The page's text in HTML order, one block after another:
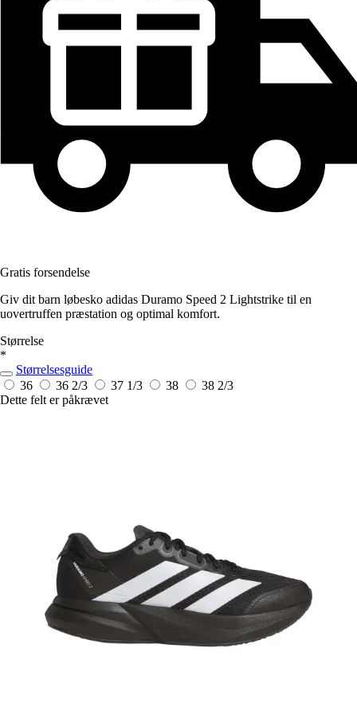
Gratis forsendelse
Giv dit barn løbesko adidas Duramo Speed 2 Lightstrike til en
uovertruffen præstation og optimal komfort.
Størrelse
*
Størrelsesguide
36
36 2/3 37 1/3 38
38 2/3
Dette felt er påkrævet